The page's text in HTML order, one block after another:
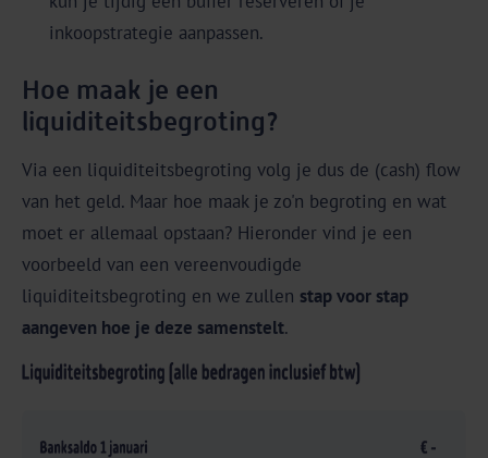
inkoopstrategie aanpassen.
Hoe maak je een
liquiditeitsbegroting?
Via een liquiditeitsbegroting volg je dus de (cash) flow
van het geld. Maar hoe maak je zo'n begroting en wat
moet er allemaal opstaan? Hieronder vind je een
voorbeeld van een vereenvoudigde
liquiditeitsbegroting en we zullen stap voor stap
aangeven hoe je deze samenstelt.